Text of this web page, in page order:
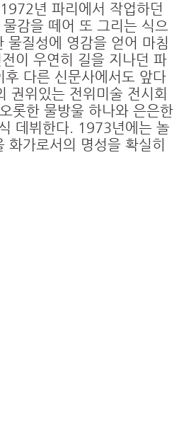
년 파리에서 작업하던
감을 떼어 또 그리는 식으
질성에 영감을 얻어 마침
이 우연히 길을 지나던 파
다른 신문사에서도 앞다
권위있는 전위미술 전시회
롯한 물방울 하나와 은은한
데뷔한다. 1973년에는 놀
가로서의 명성을 확실히